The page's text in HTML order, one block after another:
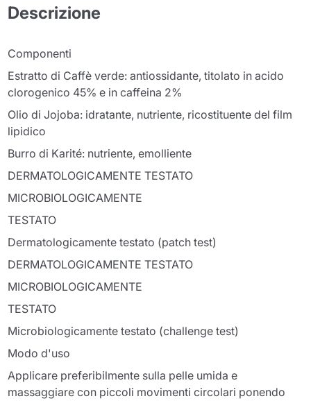
Descrizione
Componenti
Estratto di Caffè verde: antiossidante, titolato in acido
clorogenico 45% e in caffeina 2%
Olio di Jojoba: idratante, nutriente, ricostituente del film
lipidico
Burro di Karité: nutriente, emolliente
DERMATOLOGICAMENTE TESTATO
MICROBIOLOGICAMENTE
TESTATO
Dermatologicamente testato (patch test)
DERMATOLOGICAMENTE TESTATO
MICROBIOLOGICAMENTE
TESTATO
Microbiologicamente testato (challenge test)
Modo d'uso
Applicare preferibilmente sulla pelle umida e
massaggiare con piccoli movimenti circolari ponendo